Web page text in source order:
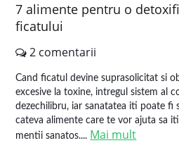
7 alimente pentru o
ficatului
2 comentarii
Cand ficatul devine suprasolicitat si
excesive la toxine, intregul sistem al
dezechilibru, iar sanatatea iti poate fi
cateva alimente care te vor ajuta sa
mentii sanatos.... Mai mult